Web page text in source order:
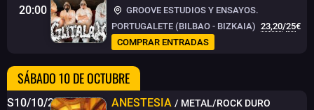
20:00
GROOVE ESTUDIOS Y ENSAYOS.
PORTUGALETE (BILBAO - BIZKAIA) 23,20/25€
COMPRAR ENTRADAS
SÁBADO 10 DE OCTUBRE
S10/10/26
ANESTESIA / METAL/ROCK DURO